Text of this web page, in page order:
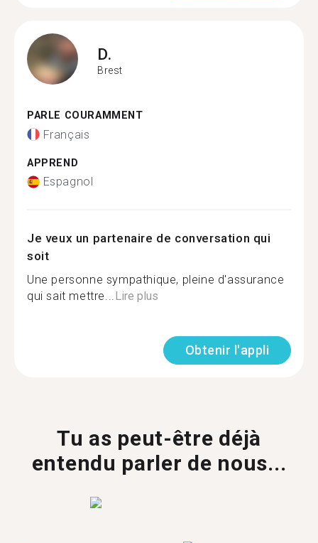
D.
Brest
PARLE COURAMMENT
Français
APPREND
Espagnol
Je veux un partenaire de conversation qui
soit
Une personne sympathique, pleine d'assurance
qui sait mettre...Lire plus
Obtenir l'appli
Tu as peut-être déjà
entendu parler de nous...